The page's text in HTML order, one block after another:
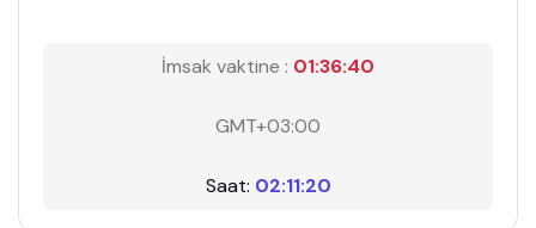
İmsak vaktine : 01:36:40
GMT+03:00
Saat: 02:11:20